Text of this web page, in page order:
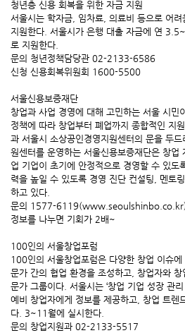
청년층 신용 회복을 위한 자금 지원
서울시는 학자금, 임차료, 의료비 등으로 어
지원한다. 서울시가 은행 대출 자금에 연
로 지원한다.
문의 청년정책담당관 02-2133-6586
신청 신용회복위원회 1600-5500
서울신용보증재단
창업과 사업 경영에 대해 고민하는 서울 시민
정책에 따라 창업부터 폐업까지 종합적인 지
과 서울시 소상공인경영지원센터의 문을 두드
원센터를 운영하는 서울신용보증재단은 창업
업 기업이 초기에 안정적으로 경영할 수 있도
력을 높일 수 있도록 경영 진단 컨설팅, 멘토
하고 있다.
문의 1577-
정보를 나누면 기회가 2배~
100인의 서울창업포럼
100인의 서울창업포럼은 다양한 창업 이슈
문가 간의 협업 환경을 조성하고, 창업자와
문가 그룹이다. 서울시는 ‘창업 기업 성장 관
예비 창업자에게 정보를 제공하고, 창업 트렌
다. 3~11월에 실시한다.
문의 창업지원과 02-2133-5517